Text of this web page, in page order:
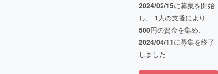
2024/02/15に募集を開始
し、 1 人の支援により
500円の資金を集め、
2024/04/11に募集を終了
しました